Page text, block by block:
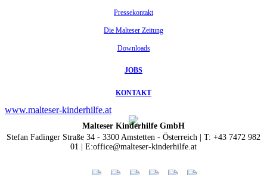
Pressekontakt
Die Malteser Zeitung
Downloads
JOBS
KONTAKT
www.malteser-kinderhilfe.at
Malteser Kinderhilfe GmbH
Stefan Fadinger Straße 34 - 3300 Amstetten - Österreich | T: +43 7472 982
01 | E:office@malteser-kinderhilfe.at